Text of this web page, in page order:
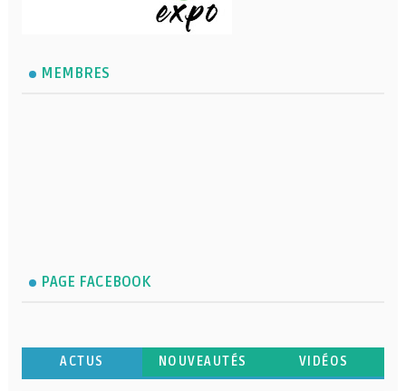
MEMBRES
PAGE FACEBOOK
ACTUS NOUVEAUTÉS VIDÉOS